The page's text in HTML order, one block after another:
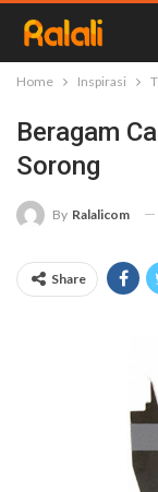
Home Inspirasi
Beragam
Sorong
By Ralalicom
Share